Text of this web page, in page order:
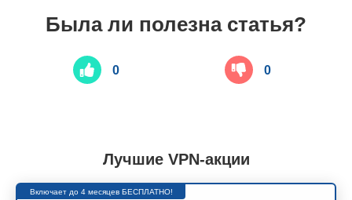
Была ли полезна статья?
0 0
Лучшие VPN-акции
Включает до 4 месяцев БЕСПЛАТНО!